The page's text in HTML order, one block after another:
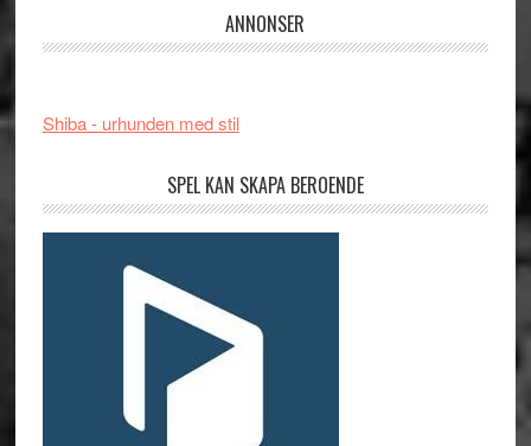
ANNONSER
Shiba - urhunden med stil
SPEL KAN SKAPA BEROENDE